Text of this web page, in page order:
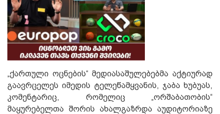
„ქართული ოცნების“ მედიასაშულებებმა აქტიურად
გაავრცელეს იმედის ტელეწამყვანის, ჯაბა ხუბუას,
კომენტარიც, რომელიც „ორშაბათობის“
მაყურებელთა შორის ახალგაზრდა აუდიტორიაზე